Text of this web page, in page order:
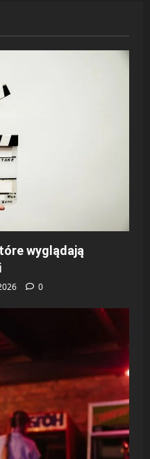
wyglądają
0